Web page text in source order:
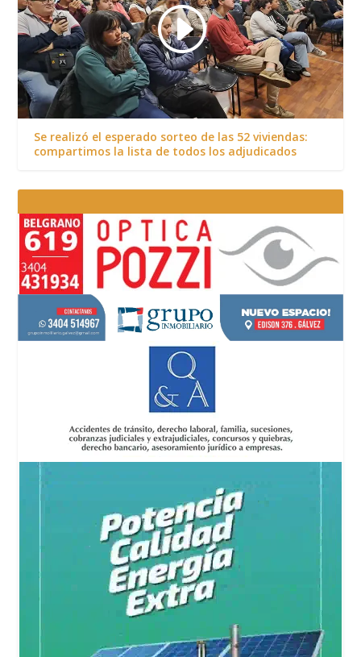
Se realizó el esperado sorteo de las 52 viviendas:
compartimos la lista de todos los adjudicados